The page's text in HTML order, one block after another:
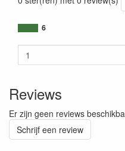
6
Reviews
Er zijn geen reviews
Schrijf een review